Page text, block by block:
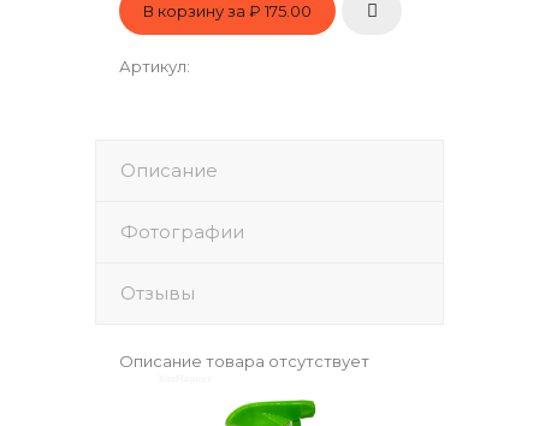
В корзину за ₽ 175.00
Артикул:
Описание
Фотографии
Отзывы
Описание товара отсутствует